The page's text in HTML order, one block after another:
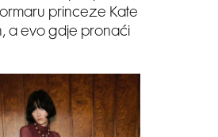
princeze Kate
a evo gdje pronaći